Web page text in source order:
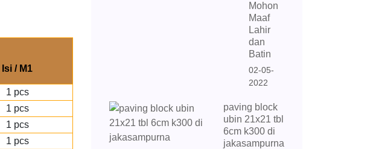
Isi / M1
1 pcs
1 pcs
1 pcs
1 pcs
Mohon
Maaf
Lahir
dan
Batin
02-05-
2022
paving block
ubin 21x21 tbl
6cm k300 di
jakasampurna